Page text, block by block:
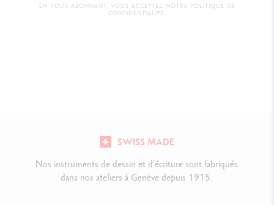
EN VOUS ABONNANT, VOUS ACCEPTEZ NOTRE POLITIQUE DE
CONFIDENTIALITÉ.
SWISS MADE
Nos instruments de dessin et d’écriture sont fabriqués
dans nos ateliers à Genève depuis 1915.